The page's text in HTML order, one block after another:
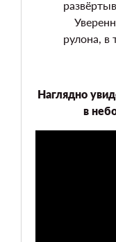
рулона, в
Наглядно
в